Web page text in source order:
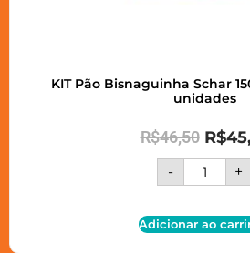
KIT Pão Bisnaguinha Schar
unidades
R$46,50 R$
- +
Adicionar ao